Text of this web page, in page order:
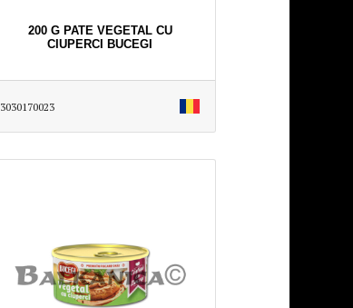
200 G PATE VEGETAL CU
CIUPERCI BUCEGI
3030170023